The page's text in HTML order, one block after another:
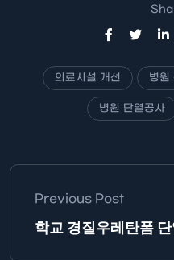
의료시설 개선 병원
병원 단열공사
Previous Post
학교 경질우레탄폼